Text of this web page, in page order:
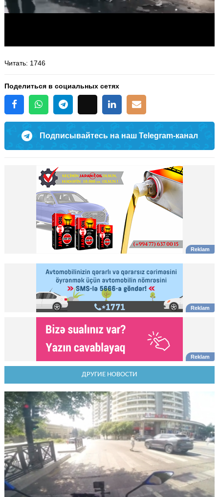
Читать: 1746
Поделиться в социальных сетях
Подписывайтесь на наш Telegram-канал
ДРУГИЕ НОВОСТИ